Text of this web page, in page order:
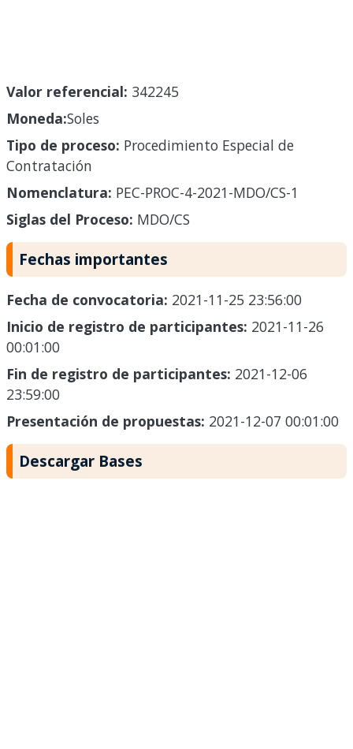
Valor referencial: 342245
Moneda:Soles
Tipo de proceso: Procedimiento Especial de
Contratación
Nomenclatura: PEC-PROC-4-2021-MDO/CS-1
Siglas del Proceso: MDO/CS
Fechas importantes
Fecha de convocatoria: 2021-11-25 23:56:00
Inicio de registro de participantes: 2021-11-26
00:01:00
Fin de registro de participantes: 2021-12-06
23:59:00
Presentación de propuestas: 2021-12-07 00:01:00
Descargar Bases